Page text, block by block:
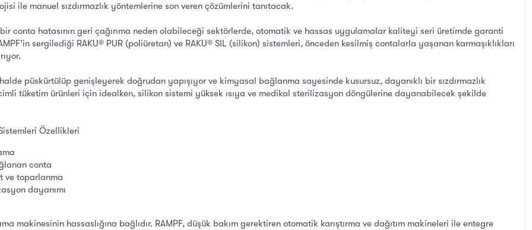
ile manuel sızdırmazlık yöntemlerine son veren çözümlerini tanıtacak.
conta hatasının geri çağırıma neden olabileceği sektörlerde, otomatik ve hassas uygulamalar kaliteyi seri üretimde garanti
sergilediği RAKU® PUR (poliüretan) ve RAKU® SIL (silikon) sistemleri, önceden kesilmiş contalarla yaşanan karmaşıklıkları
püskürtülüp genişleyerek doğrudan yapışıyor ve kimyasal bağlanma sayesinde kusursuz, dayanıklı bir sızdırmazlık
tüketim ürünleri için idealken, silikon sistemi yüksek ısıya ve medikal sterilizasyon döngülerine dayanabilecek şekilde
Özellikleri
conta
ve toparlanma
dayanımı
makinesinin hassaslığına bağlıdır. RAMPF, düşük bakım gerektiren otomatik karıştırma ve dağıtım makineleri ile entegre